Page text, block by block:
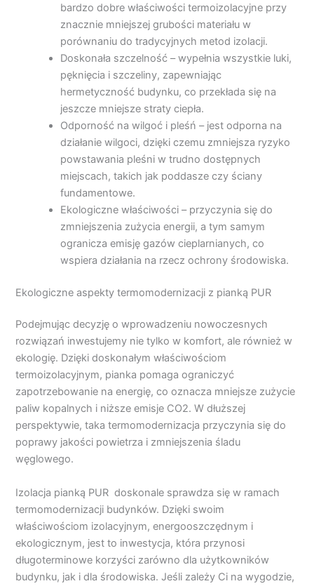
bardzo dobre właściwości termoizolacyjne przy
znacznie mniejszej grubości materiału w
porównaniu do tradycyjnych metod izolacji.
Doskonała szczelność – wypełnia wszystkie luki,
pęknięcia i szczeliny, zapewniając
hermetyczność budynku, co przekłada się na
jeszcze mniejsze straty ciepła.
Odporność na wilgoć i pleśń – jest odporna na
działanie wilgoci, dzięki czemu zmniejsza ryzyko
powstawania pleśni w trudno dostępnych
miejscach, takich jak poddasze czy ściany
fundamentowe.
Ekologiczne właściwości – przyczynia się do
zmniejszenia zużycia energii, a tym samym
ogranicza emisję gazów cieplarnianych, co
wspiera działania na rzecz ochrony środowiska.
Ekologiczne aspekty termomodernizacji z pianką PUR
Podejmując decyzję o wprowadzeniu nowoczesnych
rozwiązań inwestujemy nie tylko w komfort, ale również w
ekologię. Dzięki doskonałym właściwościom
termoizolacyjnym, pianka pomaga ograniczyć
zapotrzebowanie na energię, co oznacza mniejsze zużycie
paliw kopalnych i niższe emisje CO2. W dłuższej
perspektywie, taka termomodernizacja przyczynia się do
poprawy jakości powietrza i zmniejszenia śladu
węglowego.
Izolacja pianką PUR doskonale sprawdza się w ramach
termomodernizacji budynków. Dzięki swoim
właściwościom izolacyjnym, energooszczędnym i
ekologicznym, jest to inwestycja, która przynosi
długoterminowe korzyści zarówno dla użytkowników
budynku, jak i dla środowiska. Jeśli zależy Ci na wygodzie,